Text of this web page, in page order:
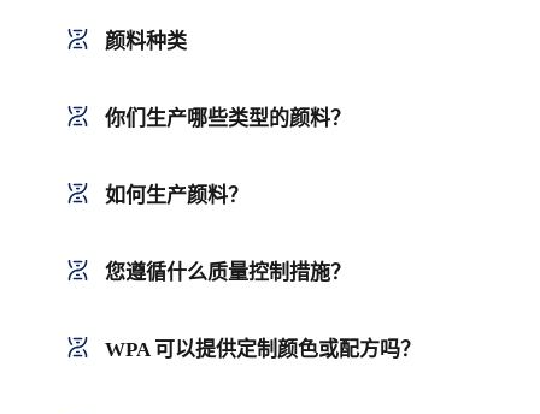
颜料种类
你们生产哪些类型的颜料？
如何生产颜料？
您遵循什么质量控制措施？
WPA 可以提供定制颜色或配方吗？